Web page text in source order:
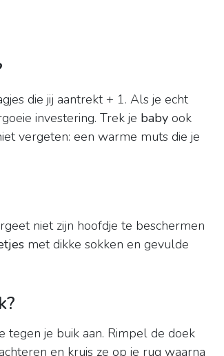
die jij aantrekt + 1. Als je echt
investering. Trek je baby ook
vergeten: een warme muts die je
niet zijn hoofdje te beschermen
met dikke sokken en gevulde
tegen je buik aan. Rimpel de doek
en kruis ze op je rug waarna